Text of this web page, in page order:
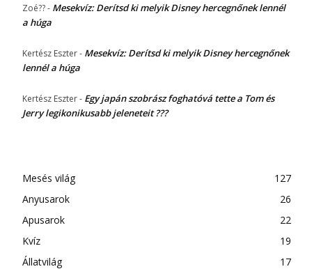
Zoé??- Mesekvíz: Derítsd ki melyik Disney hercegnőnek lennél
a húga
Kertész Eszter- Mesekvíz: Derítsd ki melyik Disney hercegnőnek
lennél a húga
Kertész Eszter- Egy japán szobrász foghatóvá tette a Tom és
Jerry legikonikusabb jeleneteit ???
Mesés világ
127
Anyusarok
26
Apusarok
22
Kvíz
19
Állatvilág
17